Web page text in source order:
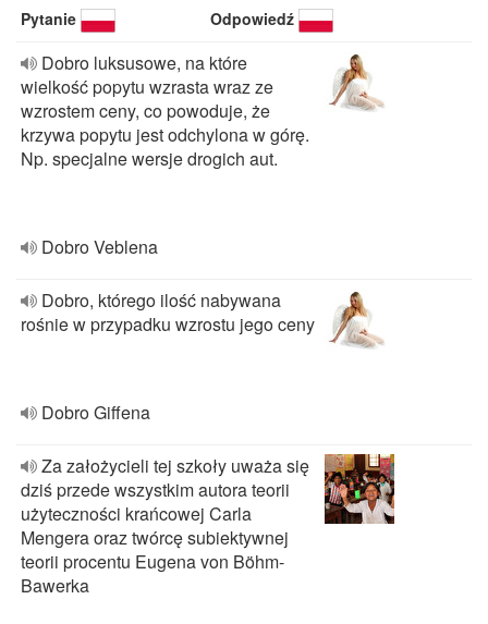
Pytanie Odpowiedź
Dobro luksusowe, na które
wielkość popytu wzrasta wraz ze
wzrostem ceny, co powoduje, że
krzywa popytu jest odchylona w górę.
Np. specjalne wersje drogich aut.
Dobro Veblena
Dobro, którego ilość nabywana
rośnie w przypadku wzrostu jego ceny
Dobro Giffena
Za założycieli tej szkoły uważa się
dziś przede wszystkim autora teorii
użyteczności krańcowej Carla
Mengera oraz twórcę subiektywnej
teorii procentu Eugena von Böhm-
Bawerka